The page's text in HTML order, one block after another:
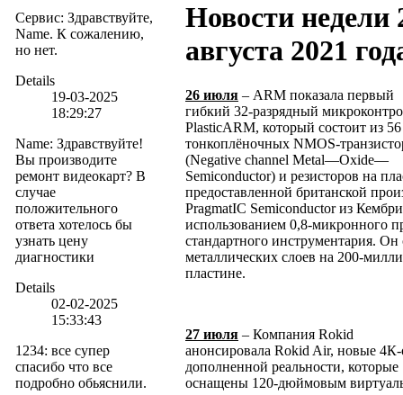
Сервис: Здравствуйте,
Name. К сожалению,
но нет.
Details
19-03-2025
18:29:27
Name: Здравствуйте!
Вы производите
ремонт видеокарт? В
случае
положительного
ответа хотелось бы
узнать цену
диагностики
Details
02-02-2025
15:33:43
1234: все супер
спасибо что все
подробно обьяснили.
Новости недели
августа 2021
26 июля – ARM показала первый
гибкий 32-разрядный
PlasticARM, который состоит из
тонкоплёночных NMOS-
(Negative channel Metal—Oxide—
Semiconductor) и резисторов на
предоставленной британской
PragmatIC Semiconductor из
использованием 0,8-микронного
стандартного инструментария. Он
металлических слоев на 200-
пластине.
27 июля – Компания Rokid
анонсировала Rokid Air, новые
дополненной реальности, которые
оснащены 120-дюймовым